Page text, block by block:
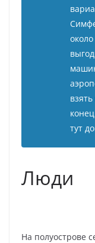
тут
Люди
На полуострове